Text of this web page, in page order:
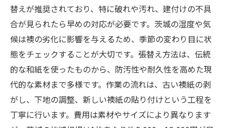
替えが推奨されており、特に破れや汚れ、建付けの不具
合が見られたら早めの対応が必要です。茨城の湿度や気
候は襖の劣化に影響を与えるため、季節の変わり目に状
態をチェックすることが大切です。張替え方法は、伝統
的な和紙を使ったものから、防汚性や耐久性を高めた現
代的な素材まで多様です。作業の流れは、古い襖紙の剥
がし、下地の調整、新しい襖紙の貼り付けという工程を
丁寧に行います。費用は素材やサイズにより異なります